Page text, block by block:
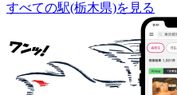
すべての駅(栃木県)を見る